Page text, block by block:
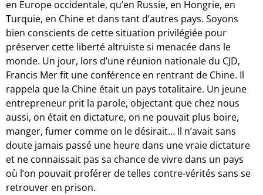
en Europe occidentale, qu’en Russie, en Hongrie, en
Turquie, en Chine et dans tant d’autres pays. Soyons
bien conscients de cette situation privilégiée pour
préserver cette liberté altruiste si menacée dans le
monde. Un jour, lors d’une réunion nationale du CJD,
Francis Mer fit une conférence en rentrant de Chine. Il
rappela que la Chine était un pays totalitaire. Un jeune
entrepreneur prit la parole, objectant que chez nous
aussi, on était en dictature, on ne pouvait plus boire,
manger, fumer comme on le désirait… Il n’avait sans
doute jamais passé une heure dans une vraie dictature
et ne connaissait pas sa chance de vivre dans un pays
où l’on pouvait proférer de telles contre-vérités sans se
retrouver en prison.